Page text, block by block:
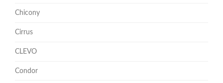
Chicony
Cirrus
CLEVO
Condor